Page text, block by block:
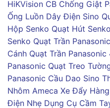
HiKVision CB Chống Giật
Ống Luồn Dây Điện Sino
Hộp Senko Quạt Hút Senko
Senko Quạt Trần Panasonic
Cánh Quạt Trần Panasonic
Panasonic Quạt Treo
Panasonic Cầu Dao Sino
Nhôm Ameca Xe Đẩy
Điện Nhẹ Dụng Cụ Cầm